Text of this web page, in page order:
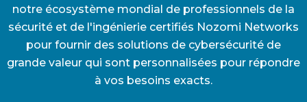
notre écosystème mondial de professionnels de la
sécurité et de l'ingénierie certifiés Nozomi Networks
pour fournir des solutions de cybersécurité de
grande valeur qui sont personnalisées pour répondre
à vos besoins exacts.